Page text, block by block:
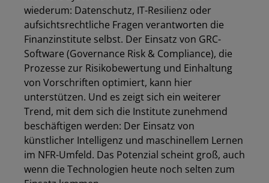
wiederum: Datenschutz, IT-Resilienz oder
aufsichtsrechtliche Fragen verantworten die
Finanzinstitute selbst. Der Einsatz von GRC-
Software (Governance Risk & Compliance), die
Prozesse zur Risikobewertung und Einhaltung
von Vorschriften optimiert, kann hier
unterstützen. Und es zeigt sich ein weiterer
Trend, mit dem sich die Institute zunehmend
beschäftigen werden: Der Einsatz von
künstlicher Intelligenz und maschinellem Lernen
im NFR-Umfeld. Das Potenzial scheint groß, auch
wenn die Technologien heute noch selten zum